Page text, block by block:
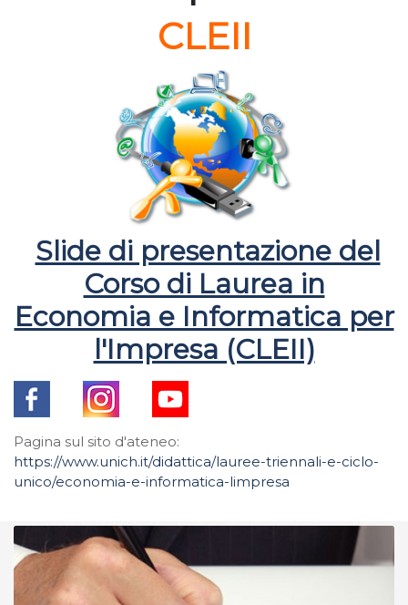
CLEII
Slide di presentazione del
Corso di Laurea in
Economia e Informatica per
l'Impresa (CLEII)
Pagina sul sito d'ateneo:
https://www.unich.it/didattica/lauree-triennali-e-ciclo-
unico/economia-e-informatica-limpresa